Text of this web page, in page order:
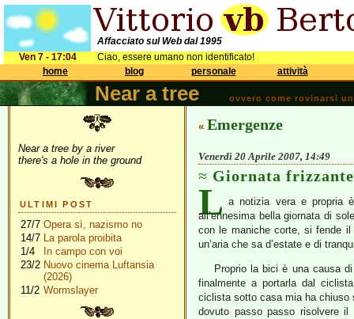
Affacciato sul Web dal 1995
Ven 7 - 17:04
Ciao, essere umano non identificato!
home
blog personale attività
Near a tree ovvero come rovinarsi
Near a tree by a river
there's a hole in the ground
ULTIMI POST
27/7 Opera sì, nazismo no
14/7 La parola proibita
1/4
In campo con voi
23/2 Nuovo cinema Luftansia
(2026)
11/2 Wormslayer
« Emergenze
Venerdì 20 Aprile 2007, 14:49
Giornata frizzante
L a notizia vera e propria
all’ennesima bella giornata di
con le maniche corte, si fende il
un’aria che sa d’estate e di
Proprio la bici è una causa
finalmente a portarla dal
ciclista sotto casa mia ha
dovuto passo passo risolvere il